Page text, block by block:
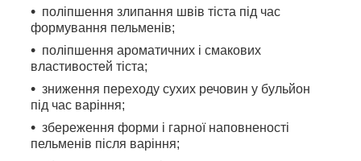
поліпшення злипання швів тіста під час
формування пельменів;
поліпшення ароматичних і смакових
властивостей тіста;
зниження переходу сухих речовин у бульйон
під час варіння;
збереження форми і гарної наповненості
пельменів після варіння;